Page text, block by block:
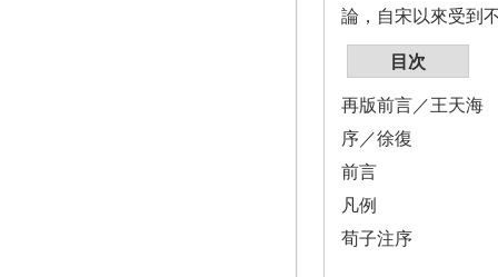
論，自宋以來受到
目次
再版前言／王天海
序／徐復
前言
凡例
荀子注序